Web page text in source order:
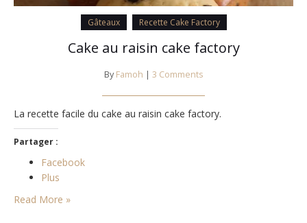
Gâteaux Recette Cake Factory
Cake au raisin cake factory
By Famoh | 3 Comments
La recette facile du cake au raisin cake factory.
Partager :
Facebook
Plus
Read More »